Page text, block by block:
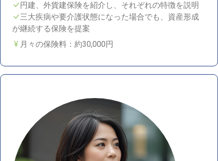
円建、外貨建保険を紹介し、それぞれの特徴を説明
三大疾病や要介護状態になった場合でも、資産形成
が継続する保険を提案
月々の保険料：約30,000円